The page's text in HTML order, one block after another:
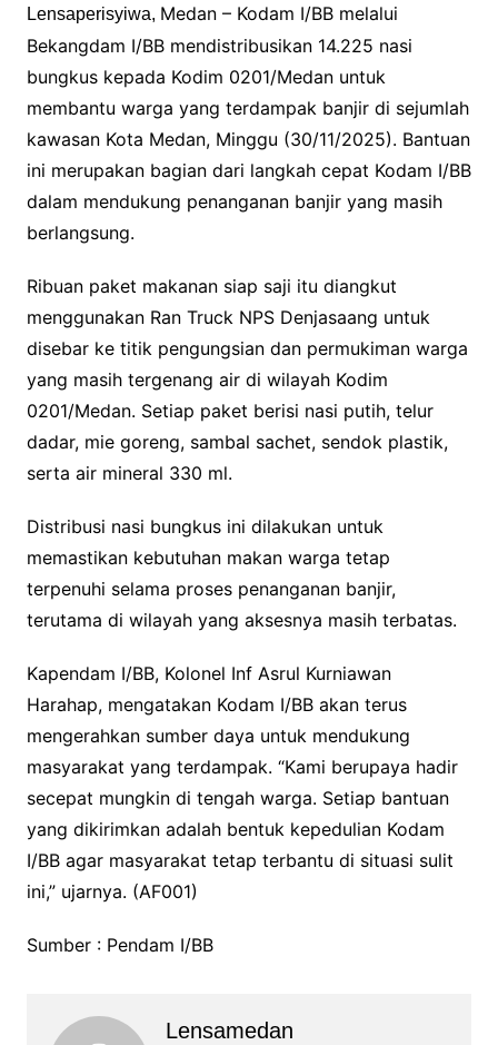
Lensaperisyiwa, Medan – Kodam I/BB melalui
Bekangdam I/BB mendistribusikan 14.225 nasi
bungkus kepada Kodim 0201/Medan untuk
membantu warga yang terdampak banjir di sejumlah
kawasan Kota Medan, Minggu (30/11/2025). Bantuan
ini merupakan bagian dari langkah cepat Kodam I/BB
dalam mendukung penanganan banjir yang masih
berlangsung.
Ribuan paket makanan siap saji itu diangkut
menggunakan Ran Truck NPS Denjasaang untuk
disebar ke titik pengungsian dan permukiman warga
yang masih tergenang air di wilayah Kodim
0201/Medan. Setiap paket berisi nasi putih, telur
dadar, mie goreng, sambal sachet, sendok plastik,
serta air mineral 330 ml.
Distribusi nasi bungkus ini dilakukan untuk
memastikan kebutuhan makan warga tetap
terpenuhi selama proses penanganan banjir,
terutama di wilayah yang aksesnya masih terbatas.
Kapendam I/BB, Kolonel Inf Asrul Kurniawan
Harahap, mengatakan Kodam I/BB akan terus
mengerahkan sumber daya untuk mendukung
masyarakat yang terdampak. “Kami berupaya hadir
secepat mungkin di tengah warga. Setiap bantuan
yang dikirimkan adalah bentuk kepedulian Kodam
I/BB agar masyarakat tetap terbantu di situasi sulit
ini,” ujarnya. (AF001)
Sumber : Pendam I/BB
Lensamedan